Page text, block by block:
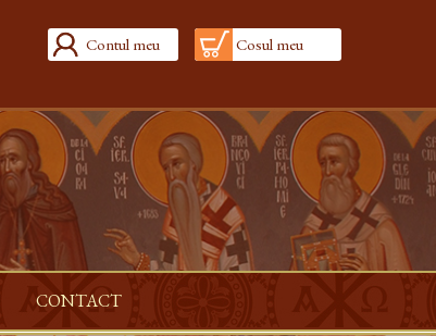
Contul meu Cosul meu
CONTACT